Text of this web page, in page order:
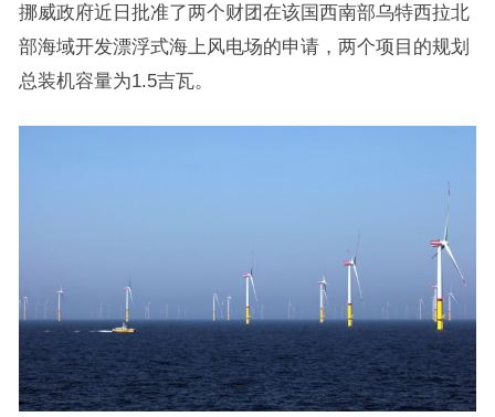
挪威政府近日批准了两个财团在该国西南部乌特西拉北
部海域开发漂浮式海上风电场的申请，两个项目的规划
总装机容量为1.5吉瓦。